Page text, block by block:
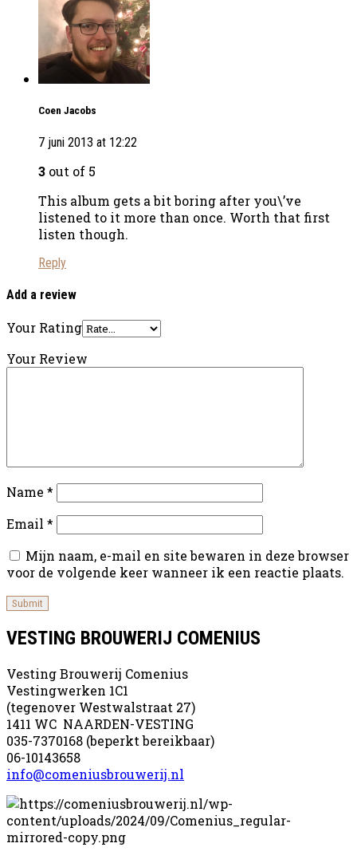
Coen Jacobs
7 juni 2013 at 12:22
3 out of 5
This album gets a bit boring after you\’ve
listened to it more than once. Worth that first
listen though.
Reply
Add a review
Your Rating
Your Review
Name *
Email *
Mijn naam, e-mail en site bewaren in deze browser
voor de volgende keer wanneer ik een reactie plaats.
VESTING BROUWERIJ COMENIUS
Vesting Brouwerij Comenius
Vestingwerken 1C1
(tegenover Westwalstraat 27)
1411 WC NAARDEN-VESTING
035-7370168 (beperkt bereikbaar)
06-10143658
info@comeniusbrouwerij.nl